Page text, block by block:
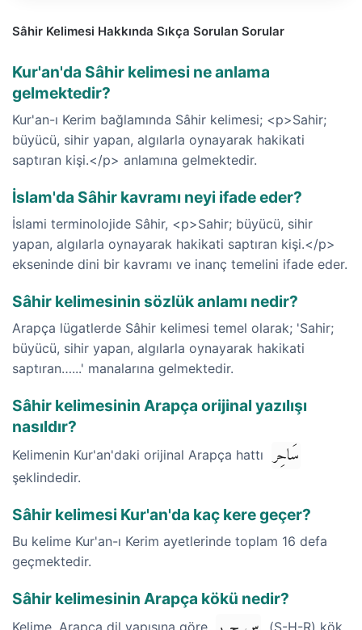
Sâhir Kelimesi Hakkında Sıkça Sorulan Sorular
Kur'an'da Sâhir kelimesi ne anlama
gelmektedir?
Kur'an-ı Kerim bağlamında Sâhir kelimesi; <p>Sahir;
büyücü, sihir yapan, algılarla oynayarak hakikati
saptıran kişi.</p> anlamına gelmektedir.
İslam'da Sâhir kavramı neyi ifade eder?
İslami terminolojide Sâhir, <p>Sahir; büyücü, sihir
yapan, algılarla oynayarak hakikati saptıran kişi.</p>
ekseninde dini bir kavramı ve inanç temelini ifade eder.
Sâhir kelimesinin sözlük anlamı nedir?
Arapça lügatlerde Sâhir kelimesi temel olarak; 'Sahir;
büyücü, sihir yapan, algılarla oynayarak hakikati
saptıran…...' manalarına gelmektedir.
Sâhir kelimesinin Arapça orijinal yazılışı
nasıldır?
Kelimenin Kur'an'daki orijinal Arapça hattı سَاحِر
şeklindedir.
Sâhir kelimesi Kur'an'da kaç kere geçer?
Bu kelime Kur'an-ı Kerim ayetlerinde toplam 16 defa
geçmektedir.
Sâhir kelimesinin Arapça kökü nedir?
Kelime, Arapça dil yapısına göre
(S-H-R) kök